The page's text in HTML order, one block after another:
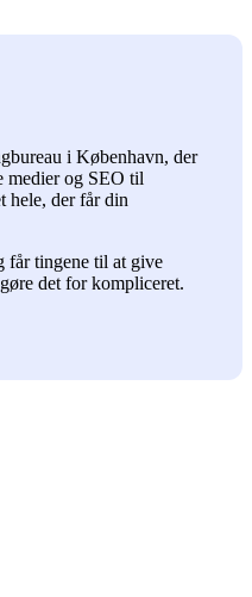
i København, der
medier og SEO til
hele, der får din
får tingene til at give
det for kompliceret.